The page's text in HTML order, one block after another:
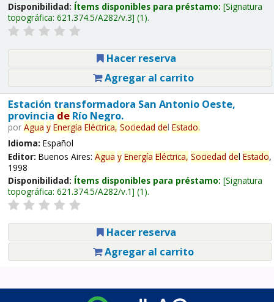
Disponibilidad: Ítems disponibles para préstamo: Signatura
topográfica: 621.374.5/A282/v.3 (1).
Hacer reserva
Agregar al carrito
Estación transformadora San Antonio Oeste,
provincia deRío Negro.
por Agua y Energía Eléctrica, Sociedad del Estado.
Idioma: Español
Editor: Buenos Aires: Agua y Energía Eléctrica, Sociedad del Estado,
1998
Disponibilidad: Ítems disponibles para préstamo: Signatura
topográfica: 621.374.5/A282/v.1 (1).
Hacer reserva
Agregar al carrito